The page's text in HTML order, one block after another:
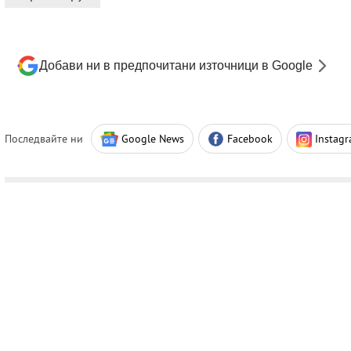
Добави ни в предпочитани източници в Google
Последвайте ни Google News Facebook